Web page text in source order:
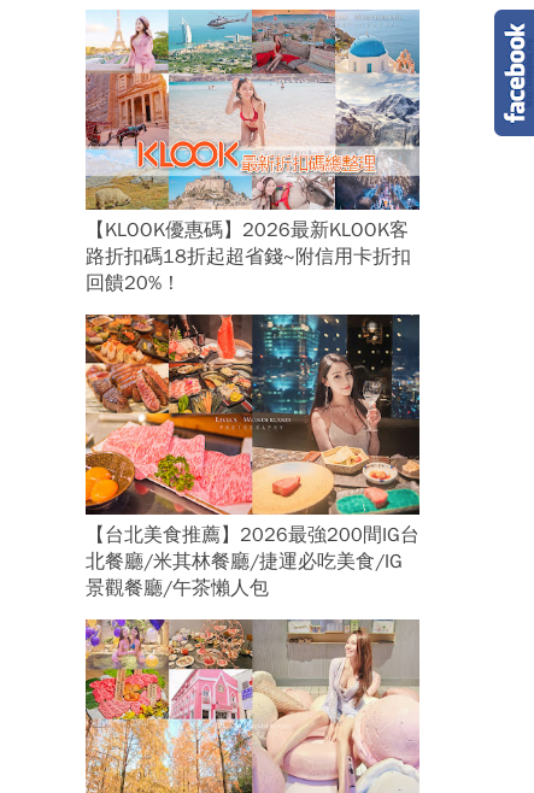
【KLOOK優惠碼】2026最新KLOOK客
路折扣碼18折起超省錢~附信用卡折扣
回饋20%！
【台北美食推薦】2026最強200間IG台
北餐廳/米其林餐廳/捷運必吃美食/IG
景觀餐廳/午茶懶人包